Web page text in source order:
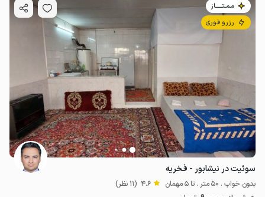
مـمـتــــــاز
رزرو فوری
سوئیت در نیشابور - فخریه
بدون خواب . 50 متر . تا 5 مهمان 4.6 (11 نظر)